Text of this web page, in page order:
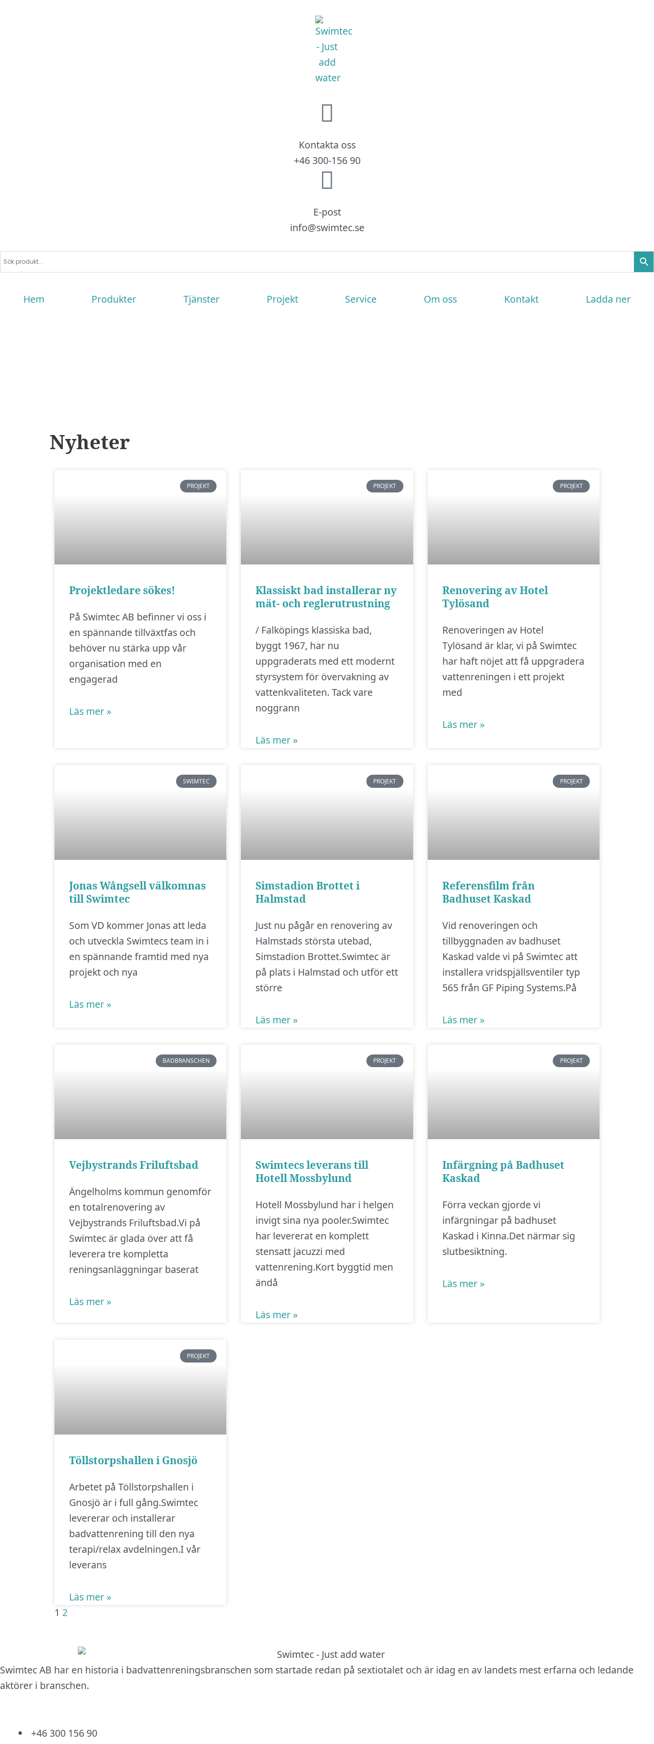
Kontakta oss
+46 300-156 90
E-post
info@swimtec.se
Hem Produkter Tjänster Projekt Service Om oss Kontakt Ladda ner
Nyheter
PROJEKT
Projektledare sökes!
På Swimtec AB befinner vi oss i
en spännande tillväxtfas och
behöver nu stärka upp vår
organisation med en
engagerad
Läs mer »
PROJEKT
Klassiskt bad installerar ny
mät- och reglerutrustning
/ Falköpings klassiska bad,
byggt 1967, har nu
uppgraderats med ett modernt
styrsystem för övervakning av
vattenkvaliteten. Tack vare
noggrann
Läs mer »
PROJEKT
Renovering av Hotel
Tylösand
Renoveringen av Hotel
Tylösand är klar, vi på Swimtec
har haft nöjet att få uppgradera
vattenreningen i ett projekt
med
Läs mer »
SWIMTEC
Jonas Wångsell välkomnas
till Swimtec
Som VD kommer Jonas att leda
och utveckla Swimtecs team in i
en spännande framtid med nya
projekt och nya
Läs mer »
PROJEKT
Simstadion Brottet i
Halmstad
Just nu pågår en renovering av
Halmstads största utebad,
Simstadion Brottet.Swimtec är
på plats i Halmstad och utför ett
större
Läs mer »
PROJEKT
Referensfilm från
Badhuset Kaskad
Vid renoveringen och
tillbyggnaden av badhuset
Kaskad valde vi på Swimtec att
installera vridspjällsventiler typ
565 från GF Piping Systems.På
Läs mer »
BADBRANSCHEN
Vejbystrands Friluftsbad
Ängelholms kommun genomför
en totalrenovering av
Vejbystrands Friluftsbad.Vi på
Swimtec är glada över att få
leverera tre kompletta
reningsanläggningar baserat
Läs mer »
PROJEKT
Swimtecs leverans till
Hotell Mossbylund
Hotell Mossbylund har i helgen
invigt sina nya pooler.Swimtec
har levererat en komplett
stensatt jacuzzi med
vattenrening.Kort byggtid men
ändå
Läs mer »
PROJEKT
Infärgning på Badhuset
Kaskad
Förra veckan gjorde vi
infärgningar på badhuset
Kaskad i Kinna.Det närmar sig
slutbesiktning.
Läs mer »
PROJEKT
Töllstorpshallen i Gnosjö
Arbetet på Töllstorpshallen i
Gnosjö är i full gång.Swimtec
levererar och installerar
badvattenrening till den nya
terapi/relax avdelningen.I vår
leverans
Läs mer »
1 2
Swimtec AB har en historia i badvattenreningsbranschen som startade redan på sextiotalet och är idag en av landets mest erfarna och ledande
aktörer i branschen.
+46 300 156 90